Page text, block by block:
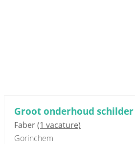
Groot onderhoud
Faber(1 vacature)
Gorinchem